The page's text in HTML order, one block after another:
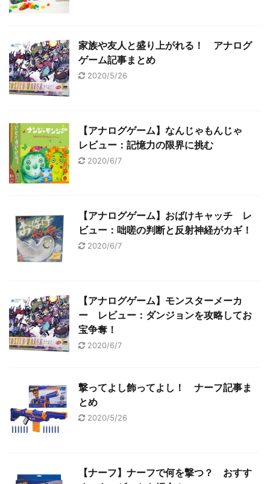
家族や友人と盛り上がれる！ アナログ
ゲーム記事まとめ
2020/5/26
【アナログゲーム】なんじゃもんじゃ
レビュー：記憶力の限界に挑む
2020/6/7
【アナログゲーム】おばけキャッチ レ
ビュー：咄嗟の判断と反射神経がカギ！
2020/6/7
【アナログゲーム】モンスターメーカ
ー レビュー：ダンジョンを攻略してお
宝争奪！
2020/6/7
撃ってよし飾ってよし！ ナーフ記事ま
とめ
2020/5/26
【ナーフ】ナーフで何を撃つ？ おすす